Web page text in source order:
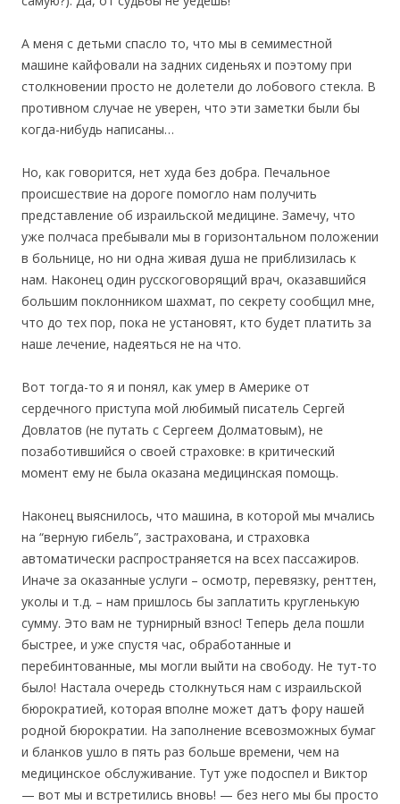
А меня с детьми спасло то, что мы в семиместной
машине кайфовали на задних сиденьях и поэтому при
столкновении просто не долетели до лобового стекла. В
противном случае не уверен, что эти заметки были бы
когда-нибудь написаны…
Но, как говорится, нет худа без добра. Печальное
происшествие на дороге помогло нам получить
представление об израильской медицине. Замечу, что
уже полчаса пребывали мы в горизонтальном положении
в больнице, но ни одна живая душа не приблизилась к
нам. Наконец один русскоговорящий врач, оказавшийся
большим поклонником шахмат, по секрету сообщил мне,
что до тех пор, пока не установят, кто будет платить за
наше лечение, надеяться не на что.
Вот тогда-то я и понял, как умер в Америке от
сердечного приступа мой любимый писатель Сергей
Довлатов (не путать с Сергеем Долматовым), не
позаботившийся о своей страховке: в критический
момент ему не была оказана медицинская помощь.
Наконец выяснилось, что машина, в которой мы мчались
на “верную гибель”, застрахована, и страховка
автоматически распространяется на всех пассажиров.
Иначе за оказанные услуги – осмотр, перевязку, ренттен,
уколы и т.д. – нам пришлось бы заплатить кругленькую
сумму. Это вам не турнирный взнос! Теперь дела пошли
быстрее, и уже спустя час, обработанные и
перебинтованные, мы могли выйти на свободу. Не тут-то
было! Настала очередь столкнуться нам с израильской
бюрократией, которая вполне может датъ фору нашей
родной бюрократии. На заполнение всевозможных бумаг
и бланков ушло в пять раз больше времени, чем на
медицинское обслуживание. Тут уже подоспел и Виктор
— вот мы и встретились вновь! — без него мы бы просто